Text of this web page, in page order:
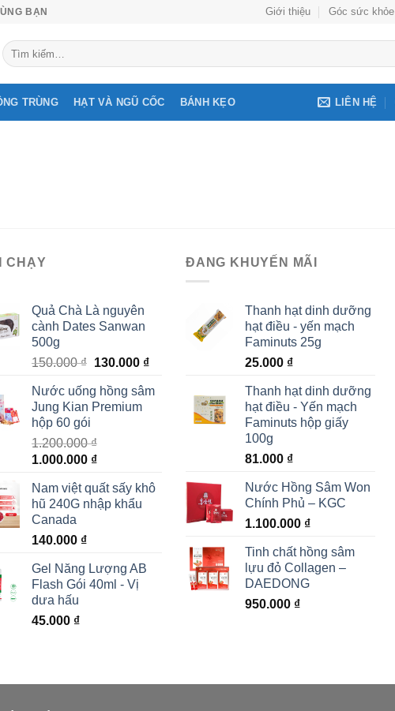
BẠN Giới thiệu Góc sức khỏe
Tìm
kiếm:
TRÙNG HẠT VÀ NGŨ CỐC BÁNH KẸO LIÊN HỆ
CHẠY
Quả Chà Là nguyên
cành Dates Sanwan
500g
150.000₫ Giá
là:
150.000 ₫.
130.000 ₫Giá
tại
130.000 ₫.
Nước uống hồng sâm
Jung Kian Premium
hộp 60 gói
1.200.000₫
Giá
là:
1.200.000 ₫.
1.000.000 ₫Giá
tại
là:
Nam việt quất sấy khô
hũ 240G nhập khẩu
Canada
140.000 ₫
Gel Năng Lượng AB
Flash Gói 40ml - Vị
dưa hấu
45.000 ₫
ĐANG KHUYẾN MÃI
Thanh hạt dinh dưỡng
hạt điều - yến mạch
Faminuts 25g
25.000 ₫
Thanh hạt dinh dưỡng
hạt điều - Yến mạch
Faminuts hộp giấy
100g
81.000 ₫
Nước Hồng Sâm Won
Chính Phủ – KGC
1.100.000 ₫
Tinh chất hồng sâm
lựu đỏ Collagen –
DAEDONG
950.000 ₫